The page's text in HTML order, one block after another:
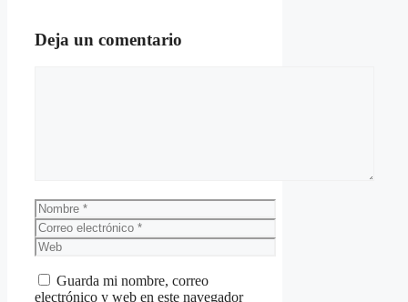
Deja un comentario
Nombre
Correo
electrónico
Web
Guarda mi nombre, correo
electrónico y web en este navegador